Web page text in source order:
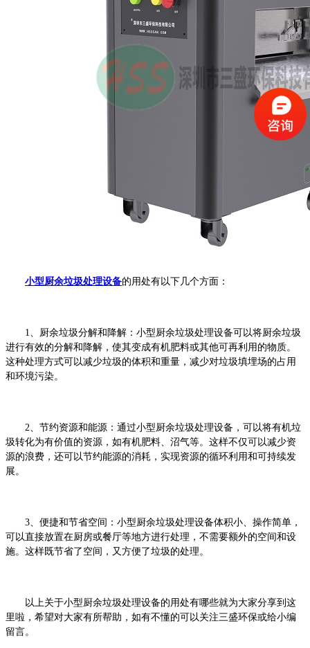
小型厨余垃圾处理设备的用处有以下几个方面：
1、
厨余垃圾分解和降解：小型厨余垃圾处理设备可以将厨余垃圾
进行有效的分解和降解，使其变成有机肥料或其他可再利用的物质。
这种处理方式可以减少垃圾的体积和重量，减少对垃圾填埋场的占用
和环境污染。
2、 节约资源和能源：通过小型厨余垃圾处理设备，可以将有机垃
圾转化为有价值的资源，如有机肥料、沼气等。这样不仅可以减少资
源的浪费，还可以节约能源的消耗，实现资源的循环利用和可持续发
展。
3、 便捷和节省空间：小型厨余垃圾处理设备体积小、操作简单，
可以直接放置在厨房或餐厅等地方进行处理，不需要额外的空间和设
施。这样既节省了空间，又方便了垃圾的处理。
以上关于小型厨余垃圾处理设备的用处有哪些就为大家分享到这
里啦，希望对大家有所帮助，如有不懂的可以关注三盛环保或给小编
留言。